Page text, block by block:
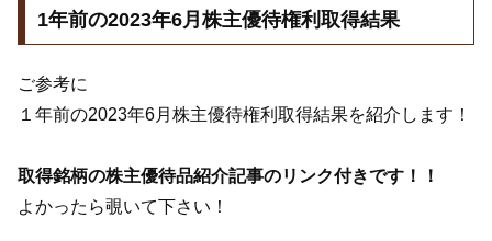
1年前の2023年6月株主優待権利取得結果
ご参考に
１年前の2023年6月株主優待権利取得結果を紹介します！
取得銘柄の株主優待品紹介記事のリンク付きです！！
よかったら覗いて下さい！